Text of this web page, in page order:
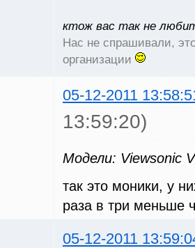
ктож вас так не
Нас не спрашивали,
организации
05-12-2011
13:59:20)
Модели: Viewsonic
так это моники, у
раза в три меньше
05-12-2011